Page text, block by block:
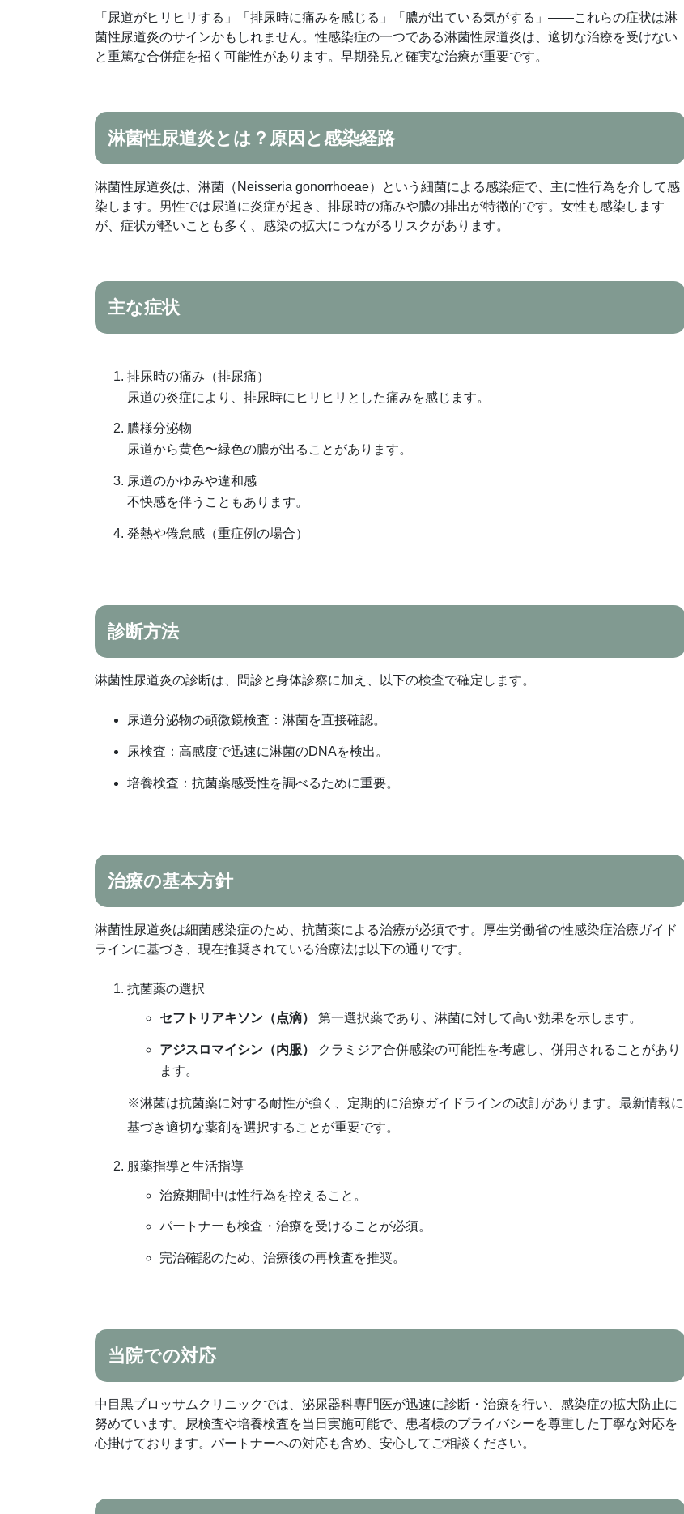
「尿道がヒリヒリする」「排尿時に痛みを感じる」「膿が出ている気がする」——これらの症状は淋
菌性尿道炎のサインかもしれません。性感染症の一つである淋菌性尿道炎は、適切な治療を受けない
と重篤な合併症を招く可能性があります。早期発見と確実な治療が重要です。
淋菌性尿道炎とは？原因と感染経路
淋菌性尿道炎は、淋菌（Neisseria gonorrhoeae）という細菌による感染症で、主に性行為を介して感
染します。男性では尿道に炎症が起き、排尿時の痛みや膿の排出が特徴的です。女性も感染します
が、症状が軽いことも多く、感染の拡大につながるリスクがあります。
主な症状
排尿時の痛み（排尿痛）
尿道の炎症により、排尿時にヒリヒリとした痛みを感じます。
膿様分泌物
尿道から黄色〜緑色の膿が出ることがあります。
尿道のかゆみや違和感
不快感を伴うこともあります。
発熱や倦怠感（重症例の場合）
診断方法
淋菌性尿道炎の診断は、問診と身体診察に加え、以下の検査で確定します。
尿道分泌物の顕微鏡検査：淋菌を直接確認。
尿検査：高感度で迅速に淋菌のDNAを検出。
培養検査：抗菌薬感受性を調べるために重要。
治療の基本方針
淋菌性尿道炎は細菌感染症のため、抗菌薬による治療が必須です。厚生労働省の性感染症治療ガイド
ラインに基づき、現在推奨されている治療法は以下の通りです。
抗菌薬の選択
セフトリアキソン（点滴） 第一選択薬であり、淋菌に対して高い効果を示します。
アジスロマイシン（内服）
クラミジア合併感染の可能性を考慮し、併用されることがあり
ます。
※淋菌は抗菌薬に対する耐性が強く、定期的に治療ガイドラインの改訂があります。最新情報に
基づき適切な薬剤を選択することが重要です。
服薬指導と生活指導
治療期間中は性行為を控えること。
パートナーも検査・治療を受けることが必須。
完治確認のため、治療後の再検査を推奨。
当院での対応
中目黒ブロッサムクリニックでは、泌尿器科専門医が迅速に診断・治療を行い、感染症の拡大防止に
努めています。尿検査や培養検査を当日実施可能で、患者様のプライバシーを尊重した丁寧な対応を
心掛けております。パートナーへの対応も含め、安心してご相談ください。